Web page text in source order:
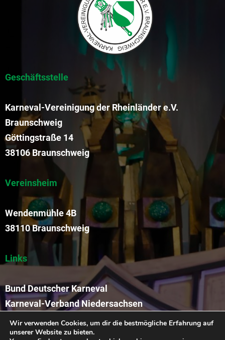
Geschäftsstelle
Karneval-Vereinigung der Rheinländer e.V.
Braunschweig
Göttingstraße 14
38106 Braunschweig
Vereinsheim
Wendenmühle 4B
38110 Braunschweig
Links
Bund Deutscher Karneval
Karneval-Verband Niedersachsen
Funkengarde der KVR
Wir verwenden Cookies, um dir die bestmögliche Erfahrung auf
unserer Website zu bieten.